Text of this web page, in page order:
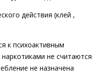
действия (клей ,
к психоактивным
не считаются
не назначена